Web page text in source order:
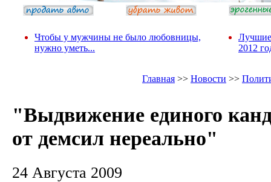
Чтобы у мужчины не было любовницы,
нужно уметь...
Лучшие
2012
Главная >> Новости >>
"Выдвижение единого
от демсил нереально"
24 Августа 2009